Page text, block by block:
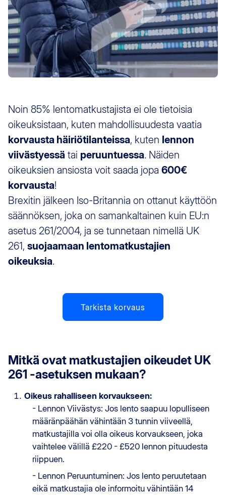
Noin 85% lentomatkustajista ei ole tietoisia
oikeuksistaan, kuten mahdollisuudesta vaatia
korvausta häiriötilanteissa, kuten lennon
viivästyessä tai peruuntuessa. Näiden
oikeuksien ansiosta voit saada jopa 600€
korvausta!
Brexitin jälkeen Iso-Britannia on ottanut käyttöön
säännöksen, joka on samankaltainen kuin EU:n
asetus 261/2004, ja se tunnetaan nimellä UK
261, suojaamaan lentomatkustajien
oikeuksia.
Tarkista korvaus
Mitkä ovat matkustajien oikeudet UK
261 -asetuksen mukaan?
Oikeus rahalliseen korvaukseen:
- Lennon Viivästys: Jos lento saapuu lopulliseen
määränpäähän vähintään 3 tunnin viiveellä,
matkustajilla voi olla oikeus korvaukseen, joka
vaihtelee välillä £220 - £520 lennon pituudesta
riippuen.
- Lennon Peruuntuminen: Jos lento peruutetaan
eikä matkustajia ole informoitu vähintään 14